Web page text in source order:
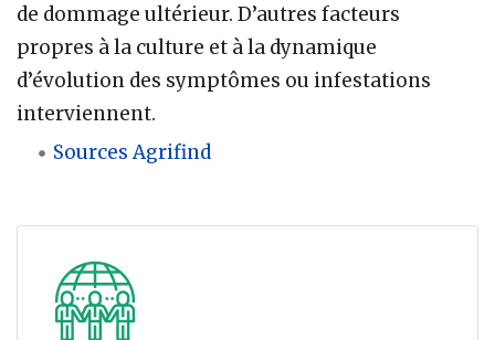
de dommage ultérieur. D’autres facteurs
propres à la culture et à la dynamique
d’évolution des symptômes ou infestations
interviennent.
Sources Agrifind